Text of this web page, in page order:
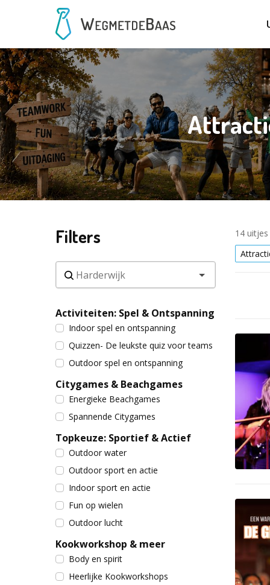
Filters
Activiteiten: Spel & Ontspanning
Indoor spel en ontspanning
Quizzen- De leukste quiz voor teams
Outdoor spel en ontspanning
Citygames & Beachgames
Energieke Beachgames
Spannende Citygames
Topkeuze: Sportief & Actief
Outdoor water
Outdoor sport en actie
Indoor sport en actie
Fun op wielen
Outdoor lucht
Kookworkshop & meer
Body en spirit
Heerlijke Kookworkshops
14